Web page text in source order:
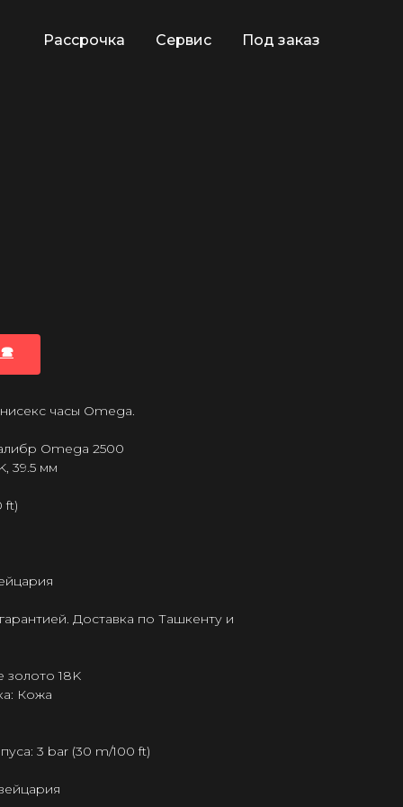
Рассрочка Сервис Под заказ
🕿
часы Omega.
Omega 2500
39.5 мм
ft)
Доставка по Ташкенту и
золото 18K
Кожа
3 bar (30 m/100 ft)